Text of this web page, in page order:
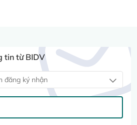
tin từ BIDV
đăng ký nhận